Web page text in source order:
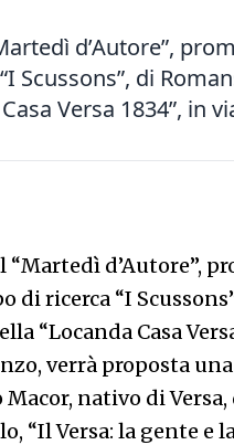
d’Autore”,
Scussons”, di
Versa 1834”, in
“Martedì d’Autore”,
di ricerca “I
“Locanda Casa
verrà proposta
nativo di
“Il Versa: la gente e